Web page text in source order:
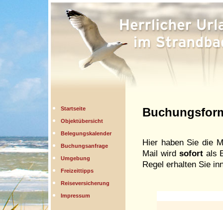
Startseite
Objektübersicht
Belegungskalender
Buchungsanfrage
Umgebung
Freizeittipps
Reiseversicherung
Impressum
Hier haben Sie die
Mail wird sofortals
Regel erhalten Sie